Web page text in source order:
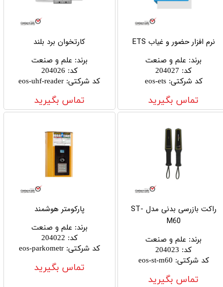
نرم افزار حضور و غیاب ETS
برند: علم و صنعت
کد:
204027
کد شرکتی:
eos-ets
تماس بگیرید
کارتخوان برد بلند
برند: علم و صنعت
کد:
204026
کد شرکتی:
eos-uhf-reader
تماس بگیرید
راکت بازرسی بدنی مدل ST-
M60
برند: علم و صنعت
کد:
204023
کد شرکتی:
eos-st-m60
تماس بگیرید
پارکومتر هوشمند
برند: علم و صنعت
کد:
204022
کد شرکتی:
eos-parkometr
تماس بگیرید